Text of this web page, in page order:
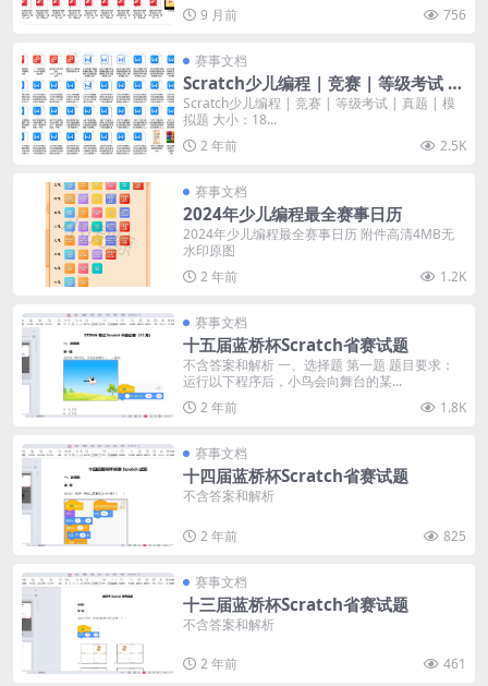
9 月前
756
赛事文档
Scratch少儿编程 | 竞赛 | 等级考试 |
真题 | 模拟题
Scratch少儿编程 | 竞赛 | 等级考试 | 真题 | 模
拟题 大小：18...
2 年前
2.5K
赛事文档
2024年少儿编程最全赛事日历
2024年少儿编程最全赛事日历 附件高清4MB无
水印原图
2 年前
1.2K
赛事文档
十五届蓝桥杯Scratch省赛试题
不含答案和解析 一、选择题 第一题 题目要求：
运行以下程序后，小鸟会向舞台的某...
2 年前
1.8K
赛事文档
十四届蓝桥杯Scratch省赛试题
不含答案和解析
2 年前 825
赛事文档
十三届蓝桥杯Scratch省赛试题
不含答案和解析
2 年前 461